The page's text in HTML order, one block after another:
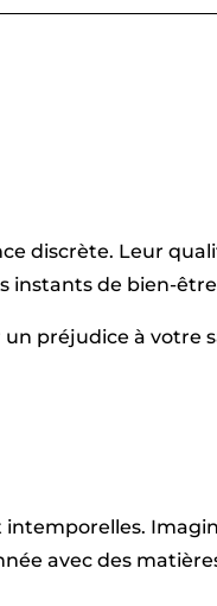
discrète. Leur
instants de bien-
préjudice à votre
avec des